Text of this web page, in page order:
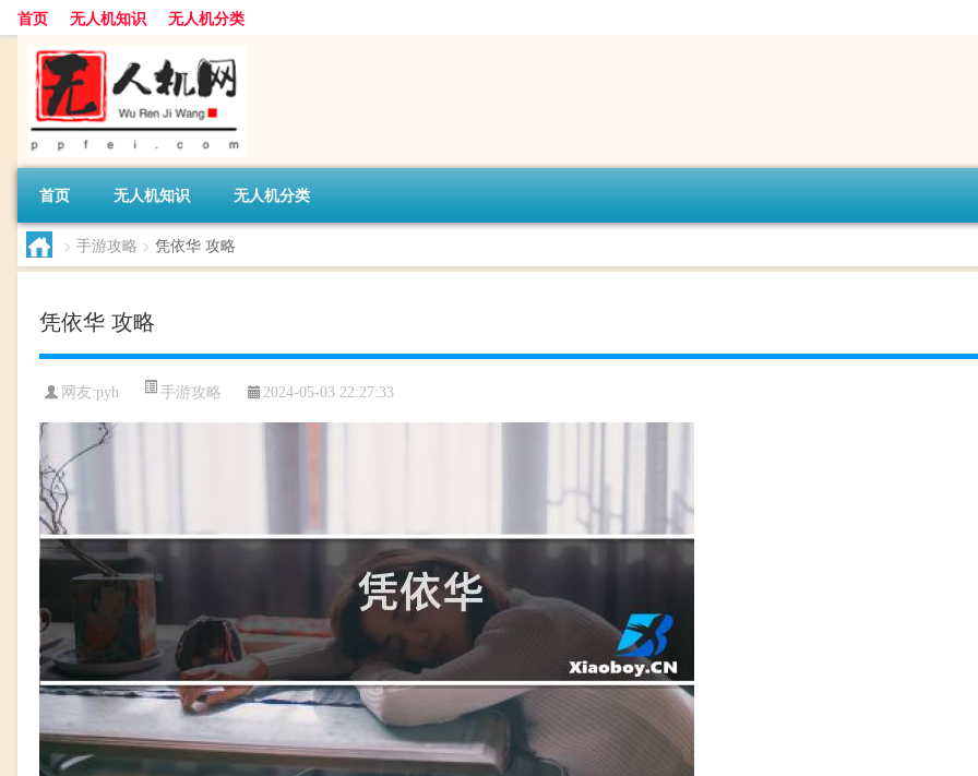
首页 无人机知识 无人机分类
首页 无人机知识 无人机分类
> 手游攻略 > 凭依华 攻略
凭依华 攻略
网友:pyh 手游攻略 2024-05-03 22:27:33